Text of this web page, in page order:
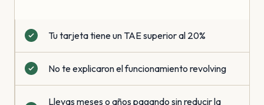
Tu tarjeta tiene un TAE superior al 20%
No te explicaron el funcionamiento revolving
Llevas meses o años pagando sin reducir la